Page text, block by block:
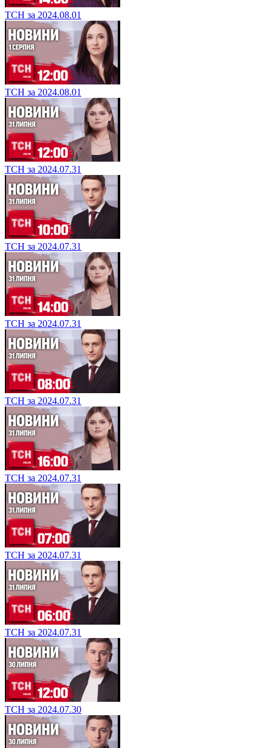
ТСН за 2024.08.01
ТСН за 2024.08.01
ТСН за 2024.07.31
ТСН за 2024.07.31
ТСН за 2024.07.31
ТСН за 2024.07.31
ТСН за 2024.07.31
ТСН за 2024.07.31
ТСН за 2024.07.31
ТСН за 2024.07.30